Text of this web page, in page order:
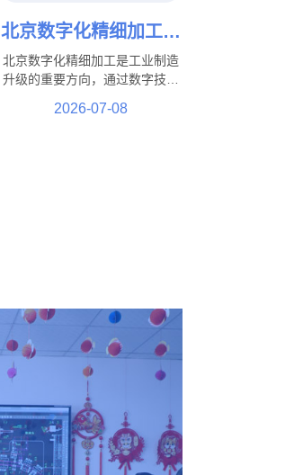
北京数字化精细加工有
哪些优势？工业制造升
级新模式！
北京数字化精细加工是工业制造
升级的重要方向，通过数字技术
提升、效率优化和质量控制等多
2026-07-08